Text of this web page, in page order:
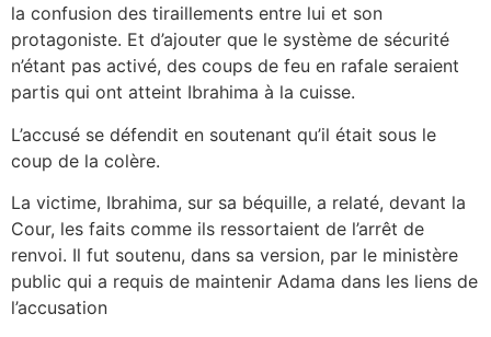
la confusion des tiraillements entre lui et son
protagoniste. Et d’ajouter que le système de sécurité
n’étant pas activé, des coups de feu en rafale seraient
partis qui ont atteint Ibrahima à la cuisse.
L’accusé se défendit en soutenant qu’il était sous le
coup de la colère.
La victime, Ibrahima, sur sa béquille, a relaté, devant la
Cour, les faits comme ils ressortaient de l’arrêt de
renvoi. Il fut soutenu, dans sa version, par le ministère
public qui a requis de maintenir Adama dans les liens de
l’accusation